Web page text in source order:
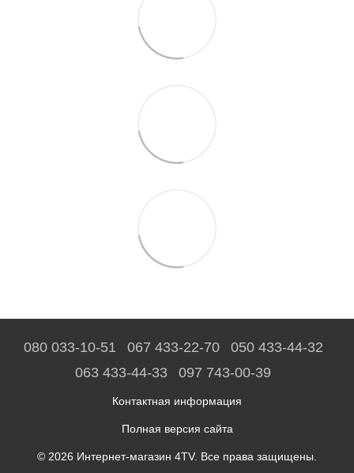
080 033-10-51 067 433-22-70
050 433-44-32
063 433-44-33
097 743-00-39
Контактная информация
Полная версия сайта
© 2026 Интернет-магазин 4TV. Все права защищены.